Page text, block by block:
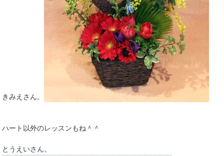
きみえさん。
ハート以外のレッスンもね＾＾
とうえいさん。